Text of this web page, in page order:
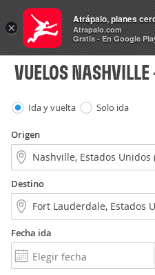
Vuelos
VUELOS
Ida y vuelta Solo ida
Origen
Destino
Fecha ida
×
Atrápalo, planes
Atrapalo.com
Gratis - En Google